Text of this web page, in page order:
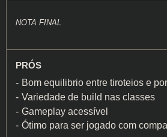
NOTA FINAL
PRÓS
Bom equilibrio entre tiroteios e
Variedade de build nas classes
Gameplay acessível
Ótimo para ser jogado com